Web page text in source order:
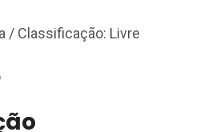
/ Classificação: Livre